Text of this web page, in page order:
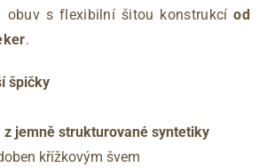
obuv s flexibilní šitou konstrukcíod
.
špičky
z jemně strukturované syntetiky
křížkovým švem